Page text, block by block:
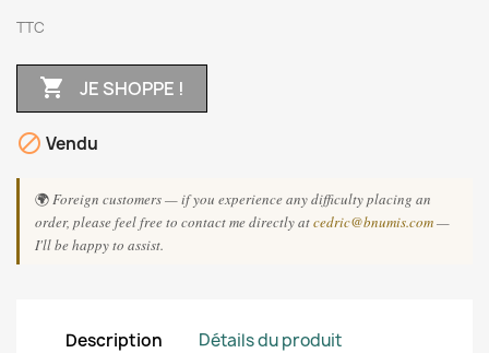
TTC
 JE SHOPPE !
 Vendu
🌍Foreign customers — if you experience any difficulty placing an
order, please feel free to contact me directly atcedric@bnumis.com—
I'll be happy to assist.
Description Détails du produit